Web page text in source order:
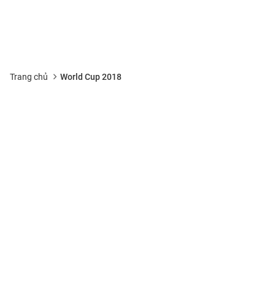
Trang chủ World Cup 2018